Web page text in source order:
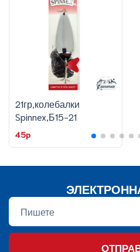
21гр,колебалки
Spinnex,Б15-21
45p